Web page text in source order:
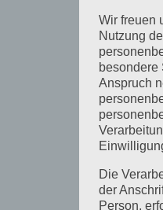
Wir freuen
Nutzung
besondere
Anspruch
Die
der
Person,